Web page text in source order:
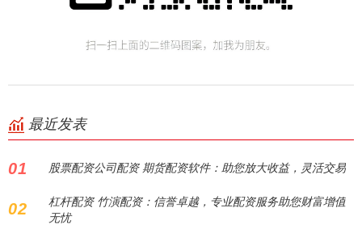
最近发表
01 股票配资公司配资 期货配资软件：助您放大收益，灵活交易
02
杠杆配资 竹演配资：信誉卓越，专业配资服务助您财富增值
无忧